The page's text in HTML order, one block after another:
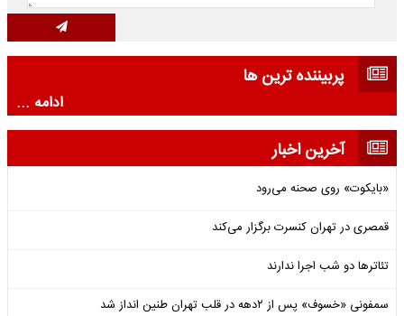
پربیننده ترین ها
ادامه ...
آخرین اخبار
«بایکوت» روی صحنه می‌رود
قمصری در تهران کنسرت برگزار می‌کند
تئاترها دو شب اجرا ندارند
سمفونی «خسوف» پس از ۲دهه در قلب تهران طنین انداز شد